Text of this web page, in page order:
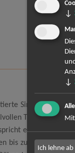
Singer-
Texten,
eine
bis zu
↓
↓
Ich lehne ab